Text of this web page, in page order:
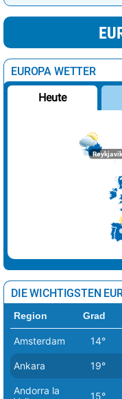
EUROPA WETTER
Heute
Reykjavik
DIE WICHTIGSTEN
Region Grad
Amsterdam 14°
Ankara 19°
Andorra la
15°